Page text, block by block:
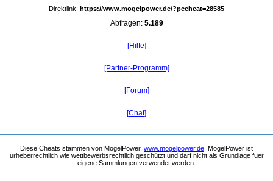
Direktlink: https://www.mogelpower.de/?pccheat=28585
Abfragen: 5.189
[Hilfe]
[Partner-Programm]
[Forum]
[Chat]
Diese Cheats stammen von MogelPower, www.mogelpower.de . MogelPower ist
urheberrechtlich wie wettbewerbsrechtlich geschützt und darf nicht als Grundlage fuer
eigene Sammlungen verwendet werden.